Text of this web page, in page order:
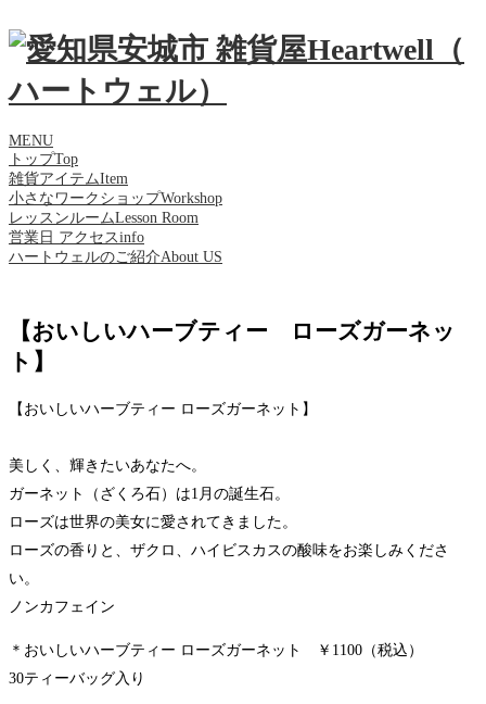
MENU
トップTop
雑貨アイテムItem
小さなワークショップWorkshop
レッスンルームLesson Room
営業日 アクセスinfo
ハートウェルのご紹介About US
【おいしいハーブティー ローズガーネッ
ト】
【おいしいハーブティー ローズガーネット】
美しく、輝きたいあなたへ。
ガーネット（ざくろ石）は1月の誕生石。
ローズは世界の美女に愛されてきました。
ローズの香りと、ザクロ、ハイビスカスの酸味をお楽しみくださ
い。
ノンカフェイン
＊おいしいハーブティー ローズガーネット ￥1100（税込）
30ティーバッグ入り